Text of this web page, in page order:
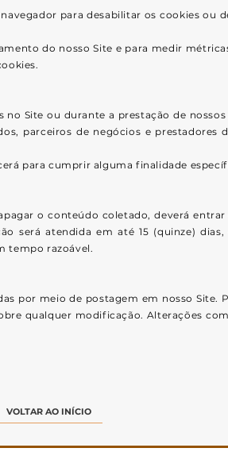
para desabilitar os cookies ou
do nosso Site e para medir
Site ou durante a prestação de
parceiros de negócios e prestadores
para cumprir alguma finalidade
o conteúdo coletado, deverá
será atendida em até 15 (quinze)
tempo razoável.
por meio de postagem em nosso Site.
qualquer modificação. Alterações
VOLTAR AO INÍCIO